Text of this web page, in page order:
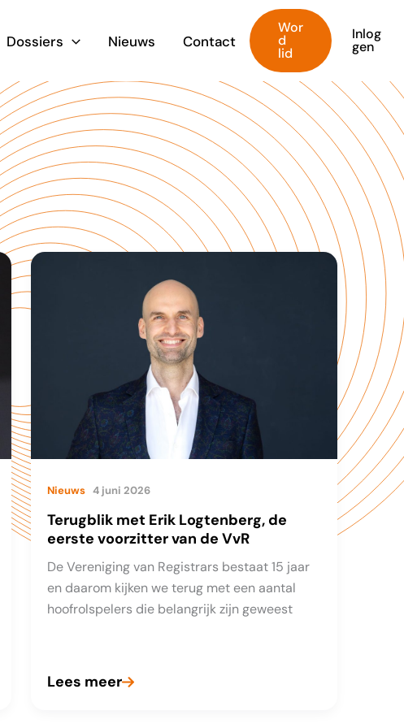
Dossiers Nieuws Contact
Wor
d
lid
Inlog
gen
Nieuws 4 juni 2026
Terugblik met Erik Logtenberg, de
eerste voorzitter van de VvR
De Vereniging van Registrars bestaat 15 jaar
en daarom kijken we terug met een aantal
hoofrolspelers die belangrijk zijn geweest
Terugblik
Lees meer